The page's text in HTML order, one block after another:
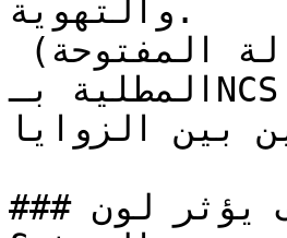
والتهوية.
المطلية بـNCS S 1510-R90B تكتسب جواً أنيقاً ومرتباً
بين الزوايا.
### كيف يؤثر لون NCS S 1510-R90B على الإضاءة واتساع